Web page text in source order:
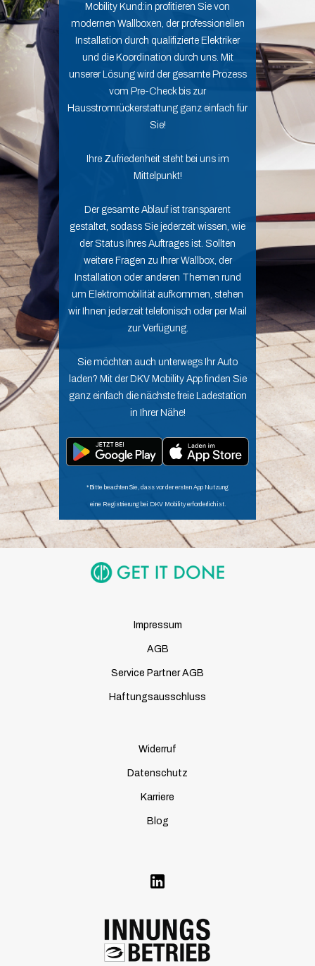
Mobility Kund:in profitieren Sie von
modernen Wallboxen, der professionellen
Installation durch qualifizierte Elektriker
und die Koordination durch uns. Mit
unserer Lösung wird der gesamte Prozess
vom Pre-Check bis zur
Hausstromrückerstattung ganz einfach für
Sie!
Ihre Zufriedenheit steht bei uns im
Mittelpunkt!
Der gesamte Ablauf ist transparent
gestaltet, sodass Sie jederzeit wissen, wie
der Status Ihres Auftrages ist. Sollten
weitere Fragen zu Ihrer Wallbox, der
Installation oder anderen Themen rund
um Elektromobilität aufkommen, stehen
wir Ihnen jederzeit telefonisch oder per Mail
zur Verfügung.
Sie möchten auch unterwegs Ihr Auto
laden? Mit der DKV Mobility App finden Sie
ganz einfach die nächste freie Ladestation
in Ihrer Nähe!
*Bitte beachten Sie, dass vor der ersten App Nutzung
eine Registrierung bei DKV Mobility erforderlich ist.
Impressum
AGB
Service Partner AGB
Haftungsausschluss
Widerruf
Datenschutz
Karriere
Blog